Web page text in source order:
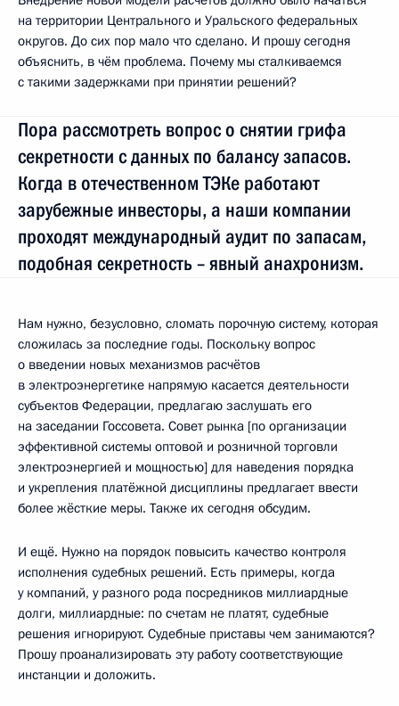
на территории Центрального и Уральского федеральных
округов. До сих пор мало что сделано. И прошу сегодня
объяснить, в чём проблема. Почему мы сталкиваемся
с такими задержками при принятии решений?
Пора рассмотреть вопрос о снятии грифа
секретности с данных по балансу запасов.
Когда в отечественном ТЭКе работают
зарубежные инвесторы, а наши компании
проходят международный аудит по запасам,
подобная секретность – явный анахронизм.
Нам нужно, безусловно, сломать порочную систему, которая
сложилась за последние годы. Поскольку вопрос
о введении новых механизмов расчётов
в электроэнергетике напрямую касается деятельности
субъектов Федерации, предлагаю заслушать его
на заседании Госсовета. Совет рынка [по организации
эффективной системы оптовой и розничной торговли
электроэнергией и мощностью] для наведения порядка
и укрепления платёжной дисциплины предлагает ввести
более жёсткие меры. Также их сегодня обсудим.
И ещё. Нужно на порядок повысить качество контроля
исполнения судебных решений. Есть примеры, когда
у компаний, у разного рода посредников миллиардные
долги, миллиардные: по счетам не платят, судебные
решения игнорируют. Судебные приставы чем занимаются?
Прошу проанализировать эту работу соответствующие
инстанции и доложить.